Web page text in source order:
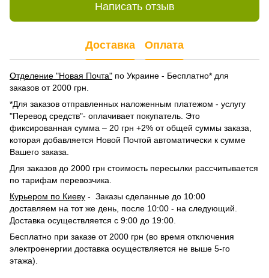
Написать отзыв
Доставка Оплата
Отделение "Новая Почта" по Украине - Бесплатно* для
заказов от 2000 грн.
*Для заказов отправленных наложенным платежом - услугу
"Перевод средств"- оплачивает покупатель. Это
фиксированная сумма – 20 грн +2% от общей суммы заказа,
которая добавляется Новой Почтой автоматически к сумме
Вашего заказа.
Для заказов до 2000 грн стоимость пересылки рассчитывается
по тарифам перевозчика.
Курьером по Киеву - Заказы сделанные до 10:00
доставляем на тот же день, после 10:00 - на следующий.
Доставка осуществляется с 9:00 до 19:00.
Бесплатно при заказе от 2000 грн (во время отключения
электроенергии доставка осуществляется не выше 5-го
этажа).